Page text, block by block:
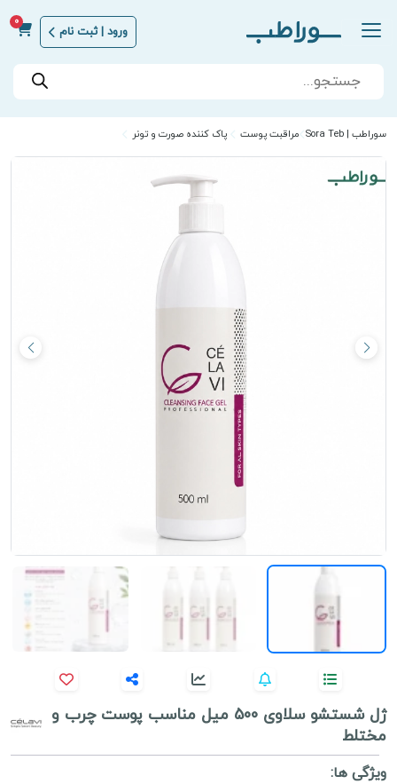
ورود | ثبت نام
0
Products
search
سوراطب | Sora Teb مراقبت پوست پاک کننده صورت و تونر
ژل شستشو سلاوی 500 میل مناسب پوست چرب و
مختلط
ویژگی ها: